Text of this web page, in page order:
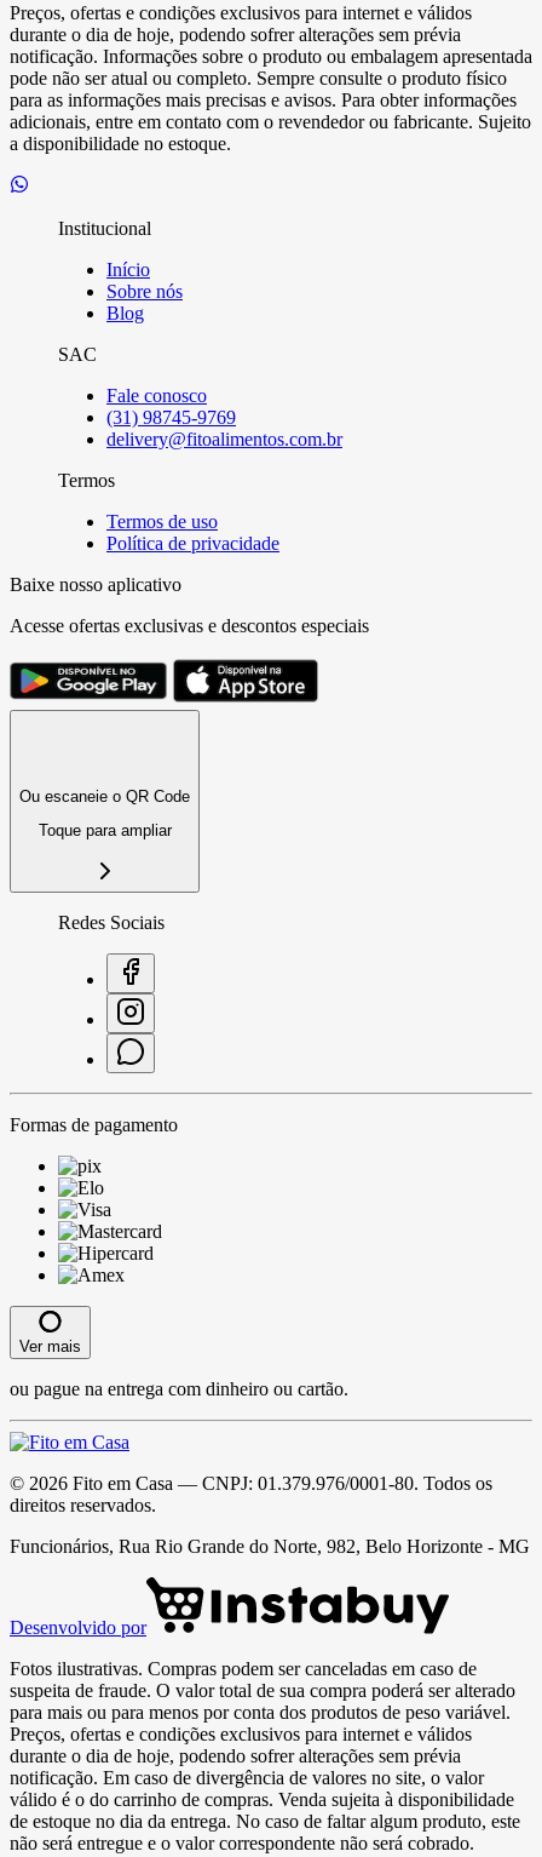
Preços, ofertas e condições exclusivos para internet e válidos
durante o dia de hoje, podendo sofrer alterações sem prévia
notificação. Informações sobre o produto ou embalagem apresentada
pode não ser atual ou completo. Sempre consulte o produto físico
para as informações mais precisas e avisos. Para obter informações
adicionais, entre em contato com o revendedor ou fabricante. Sujeito
a disponibilidade no estoque.
Institucional
Início
Sobre nós
Blog
SAC
Fale conosco
(31) 98745-9769
delivery@fitoalimentos.com.br
Termos
Termos de uso
Política de privacidade
Baixe nosso aplicativo
Acesse ofertas exclusivas e descontos especiais
Ou escaneie o QR Code
Toque para ampliar
Redes Sociais
Formas de pagamento
Ver mais
ou pague na entrega com dinheiro ou cartão.
© 2026 Fito em Casa — CNPJ: 01.379.976/0001-80. Todos os
direitos reservados.
Funcionários, Rua Rio Grande do Norte, 982, Belo Horizonte - MG
Desenvolvido por
Fotos ilustrativas. Compras podem ser canceladas em caso de
suspeita de fraude. O valor total de sua compra poderá ser alterado
para mais ou para menos por conta dos produtos de peso variável.
Preços, ofertas e condições exclusivos para internet e válidos
durante o dia de hoje, podendo sofrer alterações sem prévia
notificação. Em caso de divergência de valores no site, o valor
válido é o do carrinho de compras. Venda sujeita à disponibilidade
de estoque no dia da entrega. No caso de faltar algum produto, este
não será entregue e o valor correspondente não será cobrado.